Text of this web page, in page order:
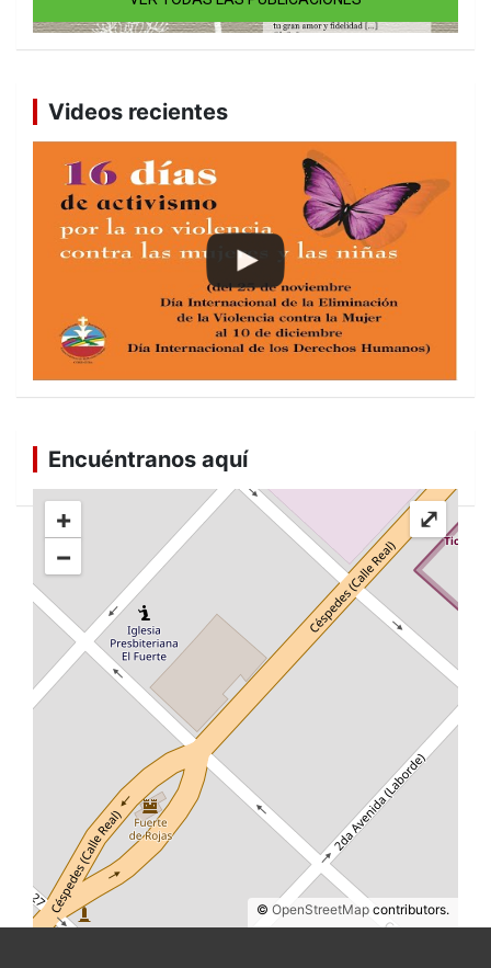
Videos recientes
Encuéntranos aquí
+
−
© OpenStreetMap contributors.
⤢